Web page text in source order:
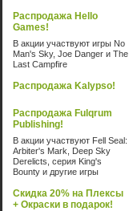
Распродажа Hello
Games!
В акции участвуют игры No
Man's Sky, Joe Danger и The
Last Campfire
Распродажа Kalypso!
Распродажа Fulqrum
Publishing!
В акции участвуют Fell Seal:
Arbiter's Mark, Deep Sky
Derelicts, серия King's
Bounty и другие игры
Скидка 20% на Плексы
+ Окраски в подарок!